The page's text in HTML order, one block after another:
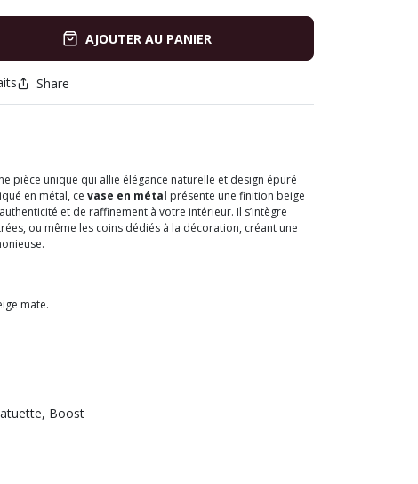
AJOUTER AU PANIER
Share
pièce unique qui allie élégance naturelle et design épuré
en métal, ce vase en métal présente une finition beige
et de raffinement à votre intérieur. Il s’intègre
ou même les coins dédiés à la décoration, créant une
mate.
Boost